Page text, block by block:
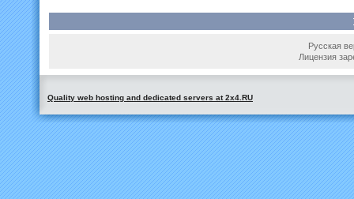
Русская
Лицензия
Quality web hosting and dedicated servers at 2x4.RU